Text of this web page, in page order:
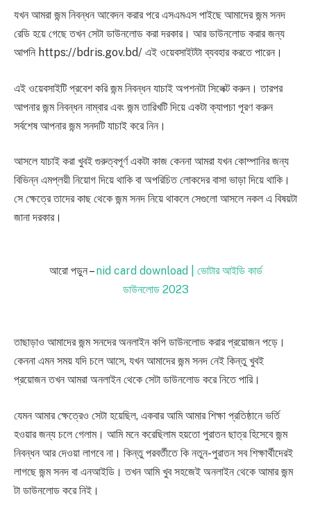
যখন আমরা জন্ম নিবন্ধন আবেদন করার পরে এসএমএস পাইছে আমাদের জন্ম সনদ
রেডি হয়ে গেছে তখন সেটা ডাউনলোড করা দরকার। আর ডাউনলোড করার জন্য
আপনি https://bdris.gov.bd/ এই ওয়েবসাইটটা ব্যবহার করতে পারেন।
এই ওয়েবসাইটি প্রবেশ করি জন্ম নিবন্ধন যাচাই অপশনটা সিলেক্ট করুন। তারপর
আপনার জন্ম নিবন্ধন নাম্বার এবং জন্ম তারিখটি দিয়ে একটা ক্যাপচা পূরণ করুন
সর্বশেষ আপনার জন্ম সনদটি যাচাই করে নিন।
আসলে যাচাই করা খুবই গুরুত্বপূর্ণ একটা কাজ কেননা আমরা যখন কোম্পানির জন্য
বিভিন্ন এমপ্লয়ী নিয়োগ দিয়ে থাকি বা অপরিচিত লোকদের বাসা ভাড়া দিয়ে থাকি।
সে ক্ষেত্রে তাদের কাছ থেকে জন্ম সনদ নিয়ে থাকলে সেগুলো আসলে নকল এ বিষয়টা
জানা দরকার।
আরো পড়ুন –nid card download | ভোটার আইডি কার্ড
ডাউনলোড 2023
তাছাড়াও আমাদের জন্ম সনদের অনলাইন কপি ডাউনলোড করার প্রয়োজন পড়ে।
কেননা এমন সময় যদি চলে আসে, যখন আমাদের জন্ম সনদ নেই কিন্তু খুবই
প্রয়োজন তখন আমরা অনলাইন থেকে সেটা ডাউনলোড করে নিতে পারি।
যেমন আমার ক্ষেত্রেও সেটা হয়েছিল, একবার আমি আমার শিক্ষা প্রতিষ্ঠানে ভর্তি
হওয়ার জন্য চলে গেলাম। আমি মনে করেছিলাম হয়তো পুরাতন ছাত্র হিসেবে জন্ম
নিবন্ধন আর দেওয়া লাগবে না। কিন্তু পরবর্তীতে কি নতুন-পুরাতন সব শিক্ষার্থীদেরই
লাগছে জন্ম সনদ বা এনআইডি। তখন আমি খুব সহজেই অনলাইন থেকে আমার জন্ম
টা ডাউনলোড করে নিই।